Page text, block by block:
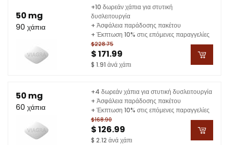
50 mg
90 χάπια
$228.75
$ 171.99
$ 1.91 ἀνά χάπι
+10 δωρεάν χάπια για στυτική
δυσλειτουργία
+ Ἀσφάλεια παράδοσης πακέτου
+ Έκπτωση 10% στις επόμενες παραγγελίες
50 mg
60 χάπια
$168.90
$ 126.99
$ 2.12 ἀνά χάπι
+4 δωρεάν χάπια για στυτική δυσλειτουργία
+ Ἀσφάλεια παράδοσης πακέτου
+ Έκπτωση 10% στις επόμενες παραγγελίες